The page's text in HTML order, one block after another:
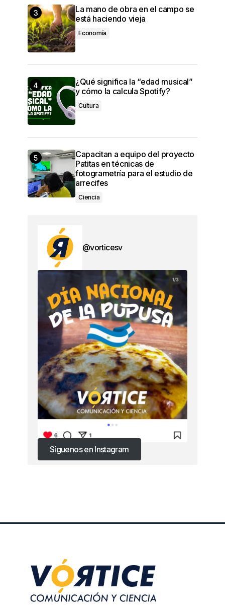
La mano de obra en el campo se
está haciendo vieja
Economía
¿Qué significa la “edad musical”
y cómo la calcula Spotify?
Cultura
Capacitan a equipo del proyecto
Patitas en técnicas de
fotogrametría para el estudio de
arrecifes
Ciencia
@vorticesv
Síguenos en Instagram